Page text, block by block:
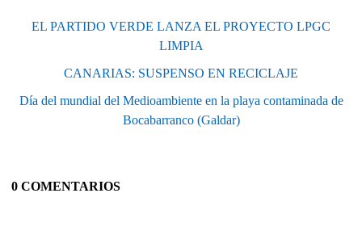
EL PARTIDO VERDE LANZA EL PROYECTO LPGC
LIMPIA
CANARIAS: SUSPENSO EN RECICLAJE
Día del mundial del Medioambiente en la playa contaminada de
Bocabarranco (Galdar)
0 COMENTARIOS